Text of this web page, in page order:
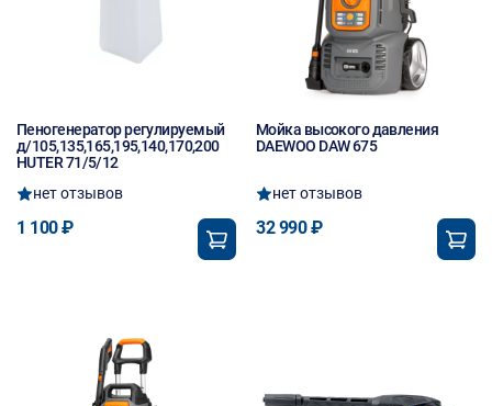
Пеногенератор регулируемый
д/105,135,165,195,140,170,200
HUTER 71/5/12
нет отзывов
1 100 ₽
Мойка высокого давления
DAEWOO DAW 675
нет отзывов
32 990 ₽